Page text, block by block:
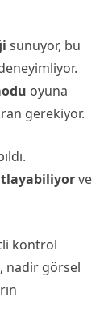
sunuyor, bu
oyuna
gerekiyor.
ve
kontrol
nadir görsel